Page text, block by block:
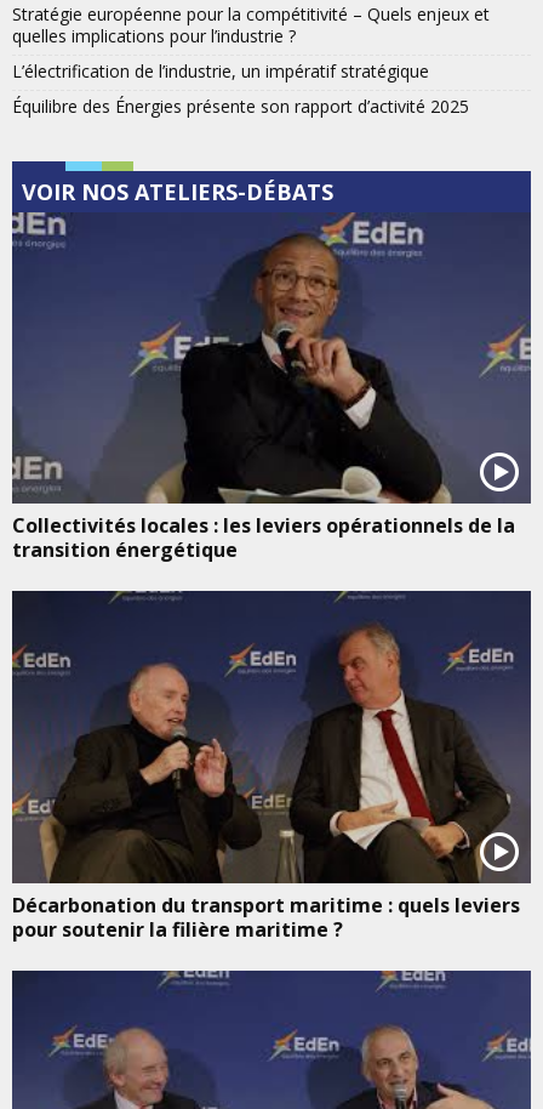
Stratégie européenne pour la compétitivité – Quels enjeux et
quelles implications pour l’industrie ?
L’électrification de l’industrie, un impératif stratégique
Équilibre des Énergies présente son rapport d’activité 2025
VOIR NOS ATELIERS-DÉBATS
Collectivités locales : les leviers opérationnels de la
transition énergétique
Décarbonation du transport maritime : quels leviers
pour soutenir la filière maritime ?